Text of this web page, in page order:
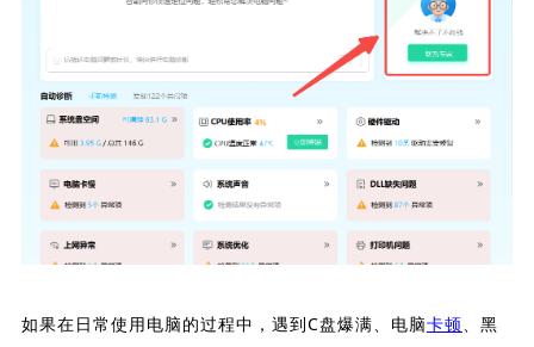
如果在日常使用电脑的过程中，遇到C盘爆满、电脑卡顿、黑